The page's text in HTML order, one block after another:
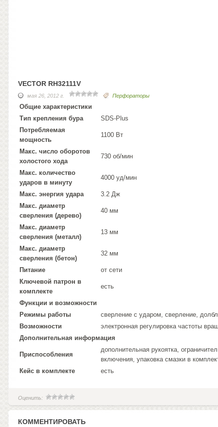
VECTOR RH32111V
мая 26, 2012 г. Перфораторы
Общие характеристики
Тип крепления бура
SDS-Plus
Потребляемая
мощность
1100 Вт
Макс. число оборотов
холостого хода
730 об/мин
Макс. количество
ударов в минуту
4000 уд/мин
Макс. энергия удара
3.2 Дж
Макс. диаметр
сверления (дерево)
40 мм
Макс. диаметр
сверления (металл)
13 мм
Макс. диаметр
сверления (бетон)
32 мм
Питание
от сети
Ключевой патрон в
комплекте
есть
Функции и возможности
Режимы работы
сверление с ударом, сверление,
Возможности
электронная регулировка частоты
Дополнительная информация
Приспособления
дополнительная рукоятка,
включения, упаковка смазки в
Кейс в комплекте
есть
Оценить:
КОММЕНТИРОВАТЬ